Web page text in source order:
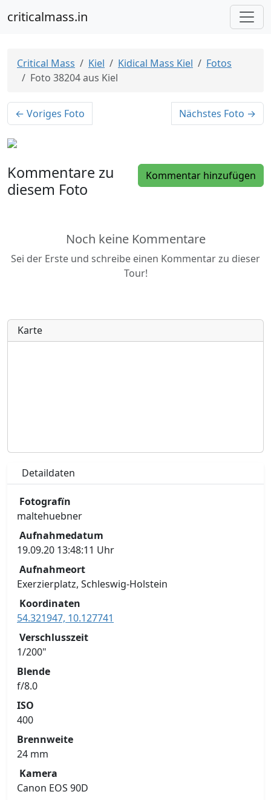
criticalmass.in
Critical Mass Kiel Kidical Mass Kiel
Fotos
Foto 38204 aus Kiel
← Voriges Foto Nächstes Foto →
Kommentar hinzufügen
Kommentare zu
diesem Foto
Noch keine Kommentare
Sei der Erste und schreibe einen Kommentar zu dieser
Tour!
Karte
Detaildaten
Fotografïn
maltehuebner
Aufnahmedatum
19.09.20 13:48:11 Uhr
Aufnahmeort
Exerzierplatz, Schleswig-Holstein
Koordinaten
54.321947, 10.127741
Verschlusszeit
1/200"
Blende
f/8.0
ISO
400
Brennweite
24 mm
Kamera
Canon EOS 90D